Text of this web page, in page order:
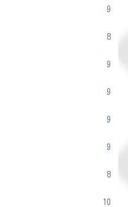
9
8
9
9
9
9
8
10